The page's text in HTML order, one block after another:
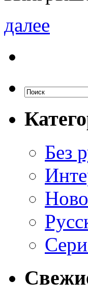
далее
Без